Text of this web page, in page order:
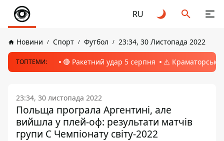
RU
Новини Спорт Футбол 23:34, 30 Листопада 2022
ТОПТЕМИ: 🔴 Ракетний удар 5 серпня ⚠️ Краматорськ,
23:34, 30 листопада 2022
Польща програла Аргентині, але
вийшла у плей-оф: результати матчів
групи С Чемпіонату світу-2022